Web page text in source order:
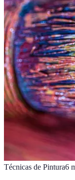
Técnicas de Pintura6